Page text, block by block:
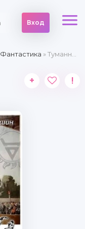
Вход
Фантастика » Туманная река 2
+ !